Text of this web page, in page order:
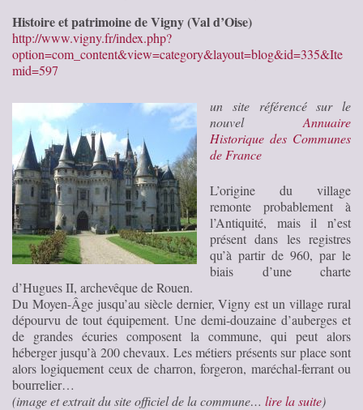
Histoire et patrimoine de Vigny (Val d’Oise)
http://www.vigny.fr/index.php?
option=com_content&view=category&layout=blog&id=335&Ite
mid=597
un site référencé sur le
nouvel Annuaire
Historique des Communes
de France
L’origine du village
remonte probablement à
l’Antiquité, mais il n’est
présent dans les registres
qu’à partir de 960, par le
biais d’une charte
d’Hugues II, archevêque de Rouen.
Du Moyen-Âge jusqu’au siècle dernier, Vigny est un village rural
dépourvu de tout équipement. Une demi-douzaine d’auberges et
de grandes écuries composent la commune, qui peut alors
héberger jusqu’à 200 chevaux. Les métiers présents sur place sont
alors logiquement ceux de charron, forgeron, maréchal-ferrant ou
bourrelier…
(image et extrait du site officiel de la commune… lire la suite)